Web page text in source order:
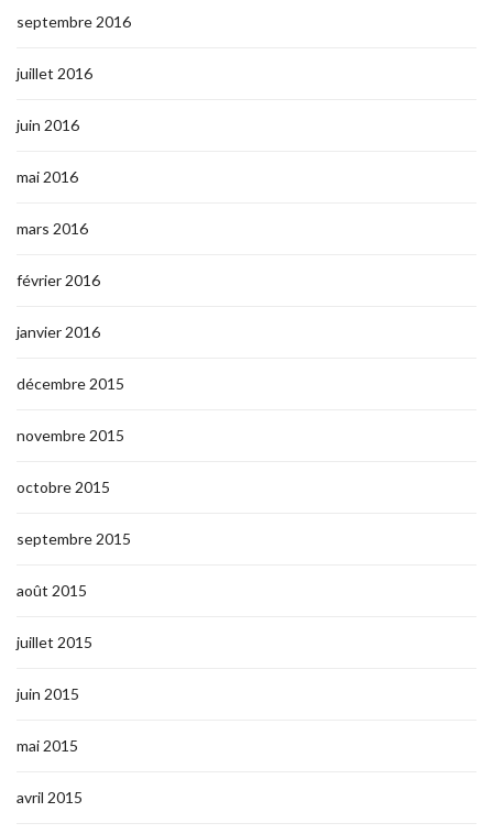
septembre 2016
juillet 2016
juin 2016
mai 2016
mars 2016
février 2016
janvier 2016
décembre 2015
novembre 2015
octobre 2015
septembre 2015
août 2015
juillet 2015
juin 2015
mai 2015
avril 2015